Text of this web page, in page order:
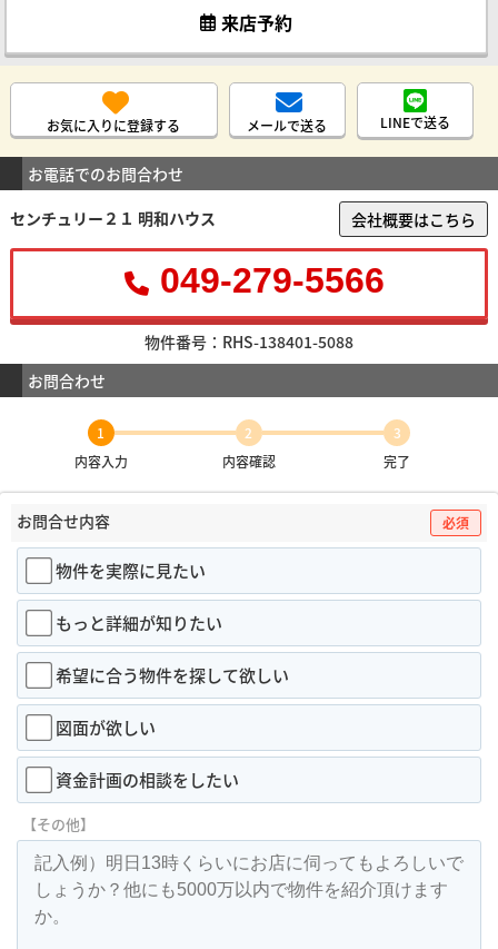
来店予約
お気に入りに登録する メールで送る LINEで送る
お電話でのお問合わせ
センチュリー２１ 明和ハウス
会社概要はこちら
049-279-5566
物件番号：RHS-138401-5088
お問合わせ
1
内容入力
2
内容確認
3
完了
お問合せ内容 必須
物件を実際に見たい
もっと詳細が知りたい
希望に合う物件を探して欲しい
図面が欲しい
資金計画の相談をしたい
【その他】